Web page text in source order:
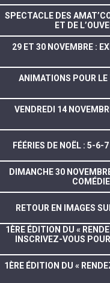
SPECTACLE DES
ET DE
29 ET 30 NOVEMBRE :
ANIMATIONS POUR
VENDREDI 14
FÉÉRIES DE NOËL : 5-6-
DIMANCHE 30
RETOUR EN IMAGES
1ÈRE ÉDITION DU «
INSCRIVEZ-VOUS
1ÈRE ÉDITION DU «